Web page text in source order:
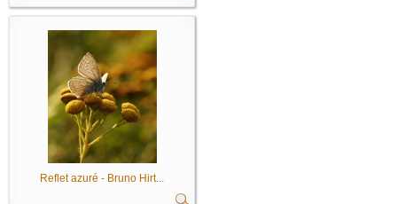
Reflet azuré - Bruno Hirt...